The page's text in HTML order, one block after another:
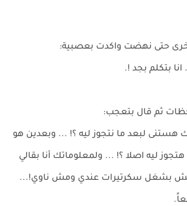
حتى نهضت واكدت بعصبية:
بتكلم بجد !.
ثم قال بتعجب:
هستنى لبعد ما نتجوز ليه ؟! ... وبعدين هو
هتجوز ليه اصلا ؟! ... ولمعلوماتك أنا بقالي
سنين مش بشغل سكرتيرات عندي ومش ناوي!...